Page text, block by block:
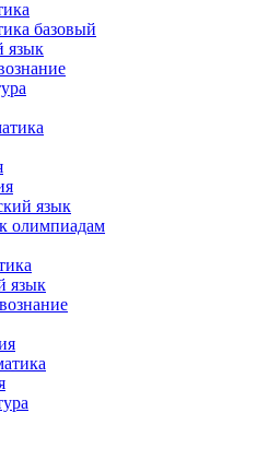
базовый
язык
язык
олимпиадам
язык